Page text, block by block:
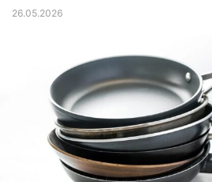
26.05.2026